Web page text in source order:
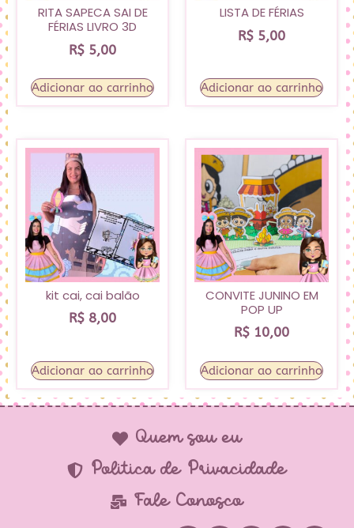
RITA SAPECA SAI DE
FÉRIAS LIVRO 3D
R$ 5,00
Adicionar ao carrinho
LISTA DE FÉRIAS
R$ 5,00
Adicionar ao carrinho
kit cai, cai balão
R$ 8,00
Adicionar ao carrinho
CONVITE JUNINO EM
POP UP
R$ 10,00
Adicionar ao carrinho
Quem sou eu
Política de Privacidade
Fale Conosco